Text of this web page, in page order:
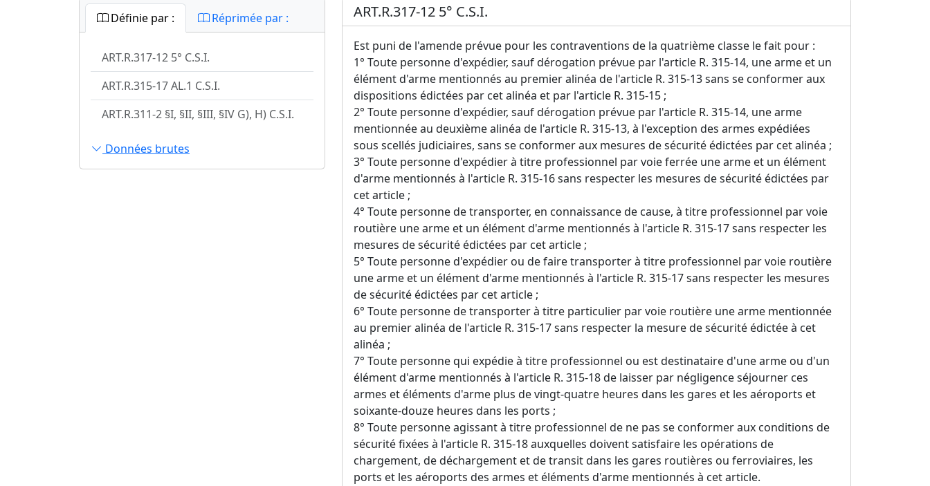
Définie par : Réprimée par :
ART.R.317-12 5° C.S.I.
ART.R.315-17 AL.1 C.S.I.
ART.R.311-2 §I, §II, §III, §IV G), H) C.S.I.
Données brutes
ART.R.317-12 5° C.S.I.
Est puni de l'amende prévue pour les contraventions de la quatrième classe le fait pour :
1° Toute personne d'expédier, sauf dérogation prévue par l'article R. 315-14, une arme et un
élément d'arme mentionnés au premier alinéa de l'article R. 315-13 sans se conformer aux
dispositions édictées par cet alinéa et par l'article R. 315-15 ;
2° Toute personne d'expédier, sauf dérogation prévue par l'article R. 315-14, une arme
mentionnée au deuxième alinéa de l'article R. 315-13, à l'exception des armes expédiées
sous scellés judiciaires, sans se conformer aux mesures de sécurité édictées par cet alinéa ;
3° Toute personne d'expédier à titre professionnel par voie ferrée une arme et un élément
d'arme mentionnés à l'article R. 315-16 sans respecter les mesures de sécurité édictées par
cet article ;
4° Toute personne de transporter, en connaissance de cause, à titre professionnel par voie
routière une arme et un élément d'arme mentionnés à l'article R. 315-17 sans respecter les
mesures de sécurité édictées par cet article ;
5° Toute personne d'expédier ou de faire transporter à titre professionnel par voie routière
une arme et un élément d'arme mentionnés à l'article R. 315-17 sans respecter les mesures
de sécurité édictées par cet article ;
6° Toute personne de transporter à titre particulier par voie routière une arme mentionnée
au premier alinéa de l'article R. 315-17 sans respecter la mesure de sécurité édictée à cet
alinéa ;
7° Toute personne qui expédie à titre professionnel ou est destinataire d'une arme ou d'un
élément d'arme mentionnés à l'article R. 315-18 de laisser par négligence séjourner ces
armes et éléments d'arme plus de vingt-quatre heures dans les gares et les aéroports et
soixante-douze heures dans les ports ;
8° Toute personne agissant à titre professionnel de ne pas se conformer aux conditions de
sécurité fixées à l'article R. 315-18 auxquelles doivent satisfaire les opérations de
chargement, de déchargement et de transit dans les gares routières ou ferroviaires, les
ports et les aéroports des armes et éléments d'arme mentionnés à cet article.